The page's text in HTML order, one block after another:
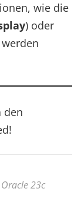
wie die
) oder
den
Oracle 23c